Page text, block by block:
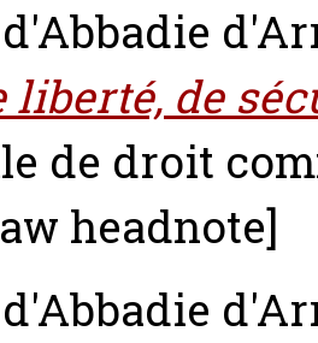
liberté, de
de droit
headnote]